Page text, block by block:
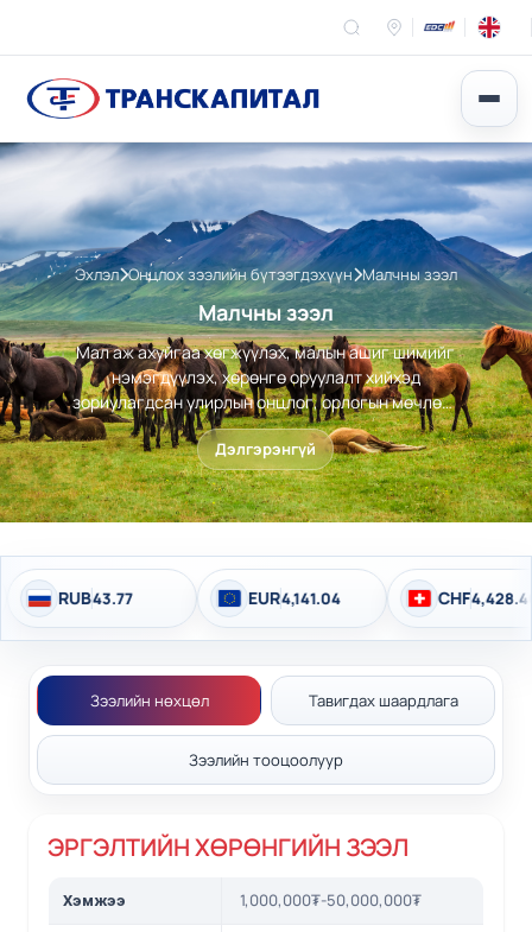
Эхлэл Онцлох зээлийн бүтээгдэхүүн Малчны зээл
Малчны зээл
Мал аж ахуйгаа хөгжүүлэх, малын ашиг шимийг
нэмэгдүүлэх, хөрөнгө оруулалт хийхэд
зориулагдсан улирлын онцлог, орлогын мөчлөгт
тохирсон санхүүгийн шийдэл юм. Тус
бүтээгдэхүүнийг орон нутгийн 21 салбар болон
агентаар дамжуулан шуурхай шийдүүлэн авах
боломжтой.
Дэлгэрэнгүй
RUB43.77 EUR4,141.04 CHF4,428.40
Зээлийн нөхцөл Тавигдах шаардлага
Зээлийн тооцоолуур
ЭРГЭЛТИЙН ХӨРӨНГИЙН ЗЭЭЛ
Хэмжээ 1,000,000₮-50,000,000₮